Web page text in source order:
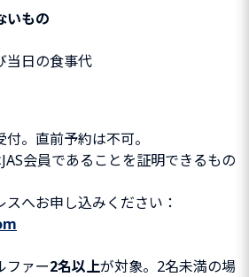
いもの
当日の食事代
付。直前予約は不可。
会員であることを証明できるもの
へお申し込みください：
ファー2名以上が対象。2名未満の場